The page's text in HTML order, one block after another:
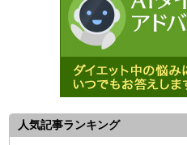
人気記事ランキング